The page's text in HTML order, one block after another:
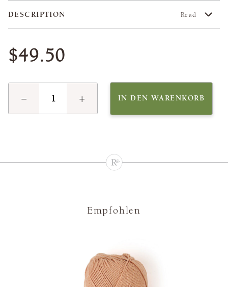
DESCRIPTION Read
$49.50
− + IN DEN WARENKORB
Empfohlen